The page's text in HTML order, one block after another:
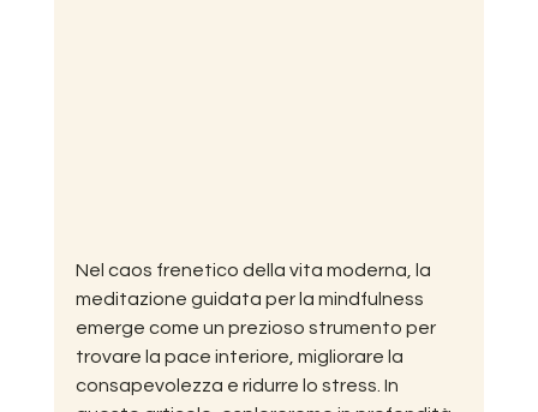
Nel caos frenetico della vita moderna, la
meditazione guidata per la mindfulness
emerge come un prezioso strumento per
trovare la pace interiore, migliorare la
consapevolezza e ridurre lo stress. In